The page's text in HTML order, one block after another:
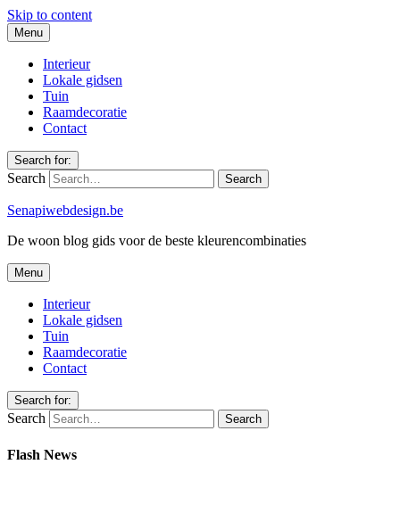
Skip to content
Menu
Interieur
Lokale gidsen
Tuin
Raamdecoratie
Contact
Search for:
Search
Senapiwebdesign.be
De woon blog gids voor de beste kleurencombinaties
Menu
Interieur
Lokale gidsen
Tuin
Raamdecoratie
Contact
Search for:
Search
Flash News